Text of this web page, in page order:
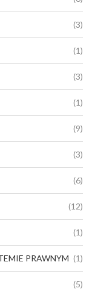
(3)
(1)
(3)
(1)
(9)
(3)
(6)
(12)
(1)
PRAWNYM (1)
(5)